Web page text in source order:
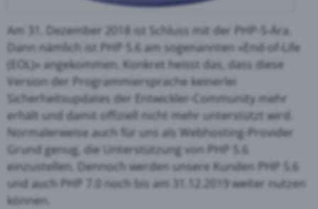
Am 31. Dezember 2018 ist Schluss mit der PHP-5-Ära.
Dann nämlich ist PHP 5.6 am sogenannten «End-of-Life
(EOL)» angekommen. Konkret heisst das, dass diese
Version der Programmiersprache keinerlei
Sicherheitsupdates der Entwickler-Community mehr
erhält und damit offiziell nicht mehr unterstützt wird.
Normalerweise auch für uns als Webhosting-Provider
Grund genug, die Unterstützung von PHP 5.6
einzustellen. Dennoch werden unsere Kunden PHP 5.6
und auch PHP 7.0 noch bis am 31.12.2019 weiter nutzen
können.